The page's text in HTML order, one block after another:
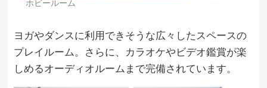
ホビールーム
ヨガやダンスに利用できそうな広々したスペースの
プレイルーム。さらに、カラオケやビデオ鑑賞が楽
しめるオーディオルームまで完備されています。